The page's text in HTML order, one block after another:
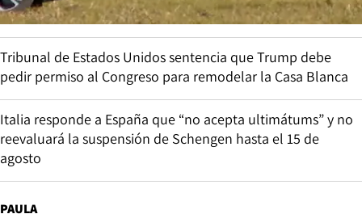
Tribunal de Estados Unidos sentencia que Trump debe
pedir permiso al Congreso para remodelar la Casa Blanca
Italia responde a España que “no acepta ultimátums” y no
reevaluará la suspensión de Schengen hasta el 15 de
agosto
PAULA